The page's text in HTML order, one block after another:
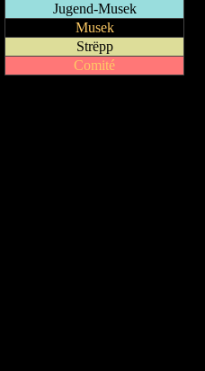
Jugend-Musek
Musek
Strëpp
Comité